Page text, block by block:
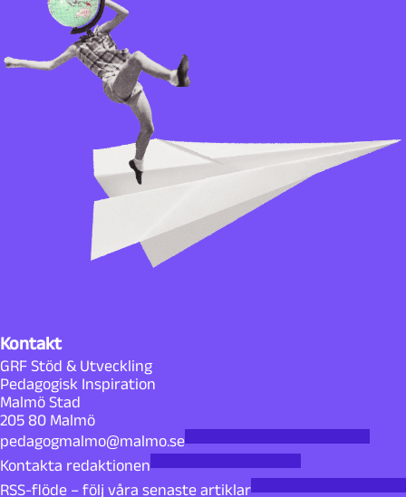
Kontakt
GRF Stöd & Utveckling
Pedagogisk Inspiration
Malmö Stad
205 80 Malmö
pedagogmalmo@malmo.se
Kontakta redaktionen
RSS-flöde – följ våra senaste artiklar